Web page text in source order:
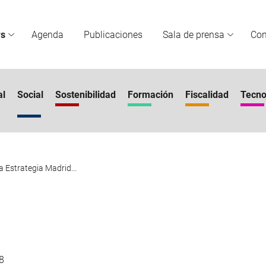
Agenda Publicaciones Sala de prensa
Social Sostenibilidad Formación Fiscalidad
Estrategia Madrid...